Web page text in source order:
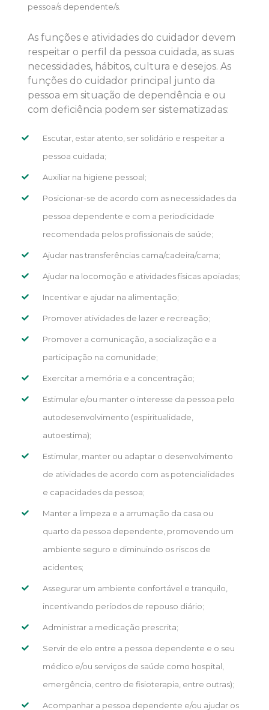
pessoa/s dependente/s.
As funções e atividades do cuidador devem
respeitar o perfil da pessoa cuidada, as suas
necessidades, hábitos, cultura e desejos. As
funções do cuidador principal junto da
pessoa em situação de dependência e ou
com deficiência podem ser sistematizadas:
Escutar, estar atento, ser solidário e respeitar a
pessoa cuidada;
Auxiliar na higiene pessoal;
Posicionar-se de acordo com as necessidades da
pessoa dependente e com a periodicidade
recomendada pelos profissionais de saúde;
Ajudar nas transferências cama/cadeira/cama;
Ajudar na locomoção e atividades físicas apoiadas;
Incentivar e ajudar na alimentação;
Promover atividades de lazer e recreação;
Promover a comunicação, a socialização e a
participação na comunidade;
Exercitar a memória e a concentração;
Estimular e/ou manter o interesse da pessoa pelo
autodesenvolvimento (espiritualidade,
autoestima);
Estimular, manter ou adaptar o desenvolvimento
de atividades de acordo com as potencialidades
e capacidades da pessoa;
Manter a limpeza e a arrumação da casa ou
quarto da pessoa dependente, promovendo um
ambiente seguro e diminuindo os riscos de
acidentes;
Assegurar um ambiente confortável e tranquilo,
incentivando períodos de repouso diário;
Administrar a medicação prescrita;
Servir de elo entre a pessoa dependente e o seu
médico e/ou serviços de saúde como hospital,
emergência, centro de fisioterapia, entre outras);
Acompanhar a pessoa dependente e/ou ajudar os